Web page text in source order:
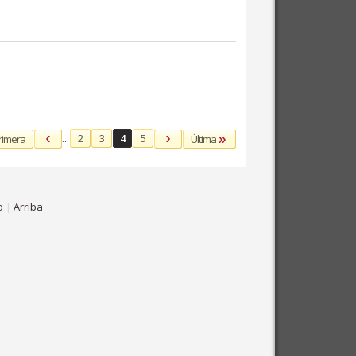
... 2 3 4 5 Última
| Arriba